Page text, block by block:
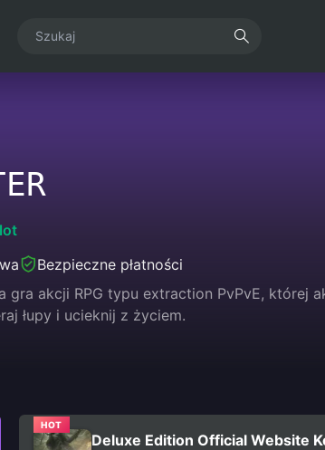
Bezpieczne płatności
akcji RPG typu extraction PvPvE, której
łupy i ucieknij z życiem.
HOT
Deluxe Edition Official Website